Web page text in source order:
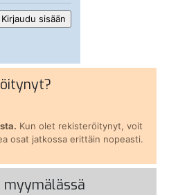
Kun olet rekisteröitynyt, voit
osat jatkossa erittäin nopeasti.
myymälässä